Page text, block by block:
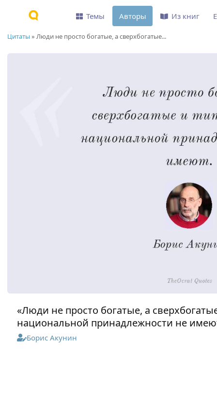
Цитаты » Люди не просто богатые, а сверхбогатые...
«Люди не просто богатые, а
национальной принадлежности не
Борис Акунин
Темы Авторы Из книг